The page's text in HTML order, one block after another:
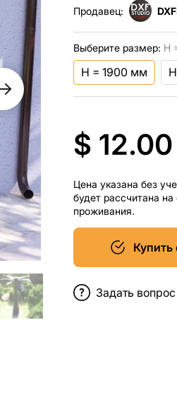
Продавец:
Выберите размер: H
H = 1900 мм
$ 12.00
Цена указана без
будет рассчитана
проживания.
Купить
Задать вопрос